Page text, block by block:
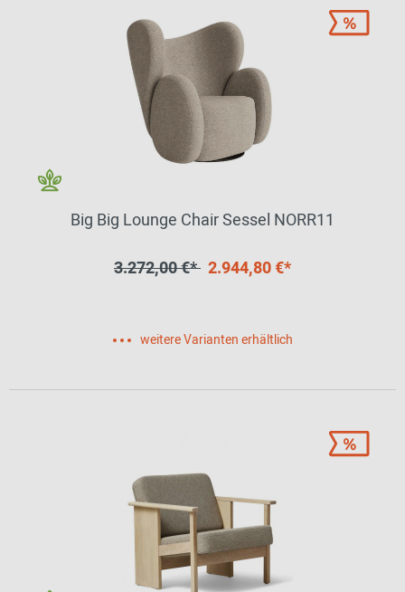
Big Big Lounge Chair Sessel NORR11
3.272,00 €* 2.944,80 €*
weitere Varianten erhältlich